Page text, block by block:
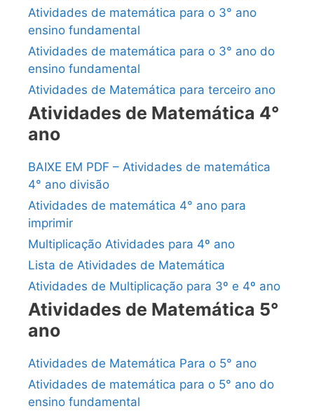
Atividades de matemática para o 3° ano
ensino fundamental
Atividades de matemática para o 3° ano do
ensino fundamental
Atividades de Matemática para terceiro ano
Atividades de Matemática 4°
ano
BAIXE EM PDF – Atividades de matemática
4° ano divisão
Atividades de matemática 4° ano para
imprimir
Multiplicação Atividades para 4º ano
Lista de Atividades de Matemática
Atividades de Multiplicação para 3º e 4º ano
Atividades de Matemática 5°
ano
Atividades de Matemática Para o 5° ano
Atividades de matemática para o 5° ano do
ensino fundamental